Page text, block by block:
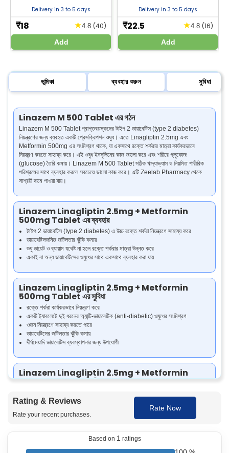
Delivery in 3 to 5 days
₹18 ★4.8 (40)
Add
Delivery in 3 to 5 days
₹22.5 ★4.8 (16)
Add
ভূমিকা ব্যবহার করুন সুবিধা
Linazem M 500 Tablet এর গঠন
Linazem M 500 Tablet প্রাপ্তবয়স্কদের টাইপ 2 ডায়াবেটিস (type 2 diabetes)
নিয়ন্ত্রণের জন্য ব্যবহৃত একটি প্রেসক্রিপশন ওষুধ। এতে Linagliptin 2.5mg এবং
Metformin 500mg এর সংমিশ্রণ থাকে, যা একসাথে রক্তে শর্করার মাত্রা কার্যকরভাবে
নিয়ন্ত্রণ করতে সাহায্য করে। এই ওষুধ ইনসুলিনের কাজ ভালো করে এবং শরীরে গ্লুকোজ
(glucose) তৈরি কমায়। Linazem M 500 Tablet সঠিক খাদ্যাভ্যাস ও নিয়মিত শারীরিক
পরিশ্রমের সাথে ব্যবহার করলে সবচেয়ে ভালো কাজ করে। এটি Zeelab Pharmacy থেকে
সাশ্রয়ী দামে পাওয়া যায়।
Linazem Linagliptin 2.5mg + Metformin
500mg Tablet এর ব্যবহার
টাইপ 2 ডায়াবেটিস (type 2 diabetes) এ উচ্চ রক্তে শর্করা নিয়ন্ত্রণে সাহায্য করে
ডায়াবেটিসজনিত জটিলতার ঝুঁকি কমায়
শুধু ডায়েট ও ব্যায়াম যথেষ্ট না হলে রক্তে শর্করার মাত্রা উন্নত করে
একাই বা অন্য ডায়াবেটিসের ওষুধের সাথে একসাথে ব্যবহার করা যায়
Linazem Linagliptin 2.5mg + Metformin
500mg Tablet এর সুবিধা
রক্তে শর্করা কার্যকরভাবে নিয়ন্ত্রণ করে
একটি ট্যাবলেটে দুই ধরনের অ্যান্টি-ডায়াবেটিক (anti-diabetic) ওষুধের সংমিশ্রণ
ওজন নিয়ন্ত্রণে সাহায্য করতে পারে
ডায়াবেটিসের জটিলতার ঝুঁকি কমায়
দীর্ঘমেয়াদি ডায়াবেটিস ব্যবস্থাপনার জন্য উপযোগী
Linazem Linagliptin 2.5mg + Metformin
500mg Tablet এটা কিভাবে কাজ করে
এবং Metformin, একটি বিগুয়ানাইড (biguanide) থাকে। Linagliptin ইনসুলিন নিঃসরণ
বাড়ায় এবং খাবারের পর রক্তে শর্করার মাত্রা কমায়, আর Metformin লিভারে শর্করা তৈরি কমায়
এবং ইনসুলিনের প্রতি শরীরের সাড়া (insulin response) ভালো করে।
Linazem Linagliptin 2.5mg + Metformin
Rating & Reviews
Rate your recent purchases.
Rate Now
Based on 1 ratings